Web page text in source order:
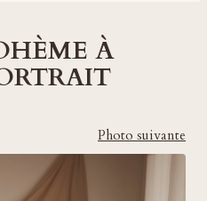
À
Photo suivante